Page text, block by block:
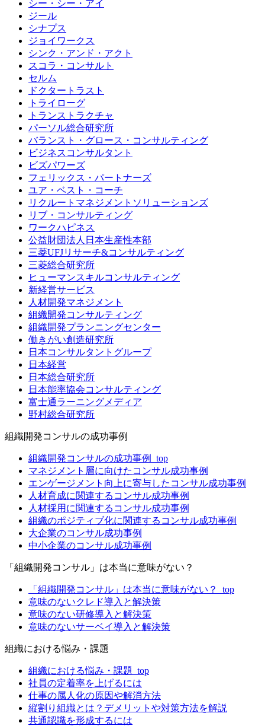
シー・シー・アイ
ジール
シナプス
ジョイワークス
シンク・アンド・アクト
スコラ・コンサルト
セルム
ドクタートラスト
トライローグ
トランストラクチャ
パーソル総合研究所
バランスト・グロース・コンサルティング
ビジネスコンサルタント
ビズパワーズ
フェリックス・パートナーズ
ユア・ベスト・コーチ
リクルートマネジメントソリューションズ
リブ・コンサルティング
ワークハピネス
公益財団法人日本生産性本部
三菱UFJリサーチ&コンサルティング
三菱総合研究所
ヒューマンスキルコンサルティング
新経営サービス
人材開発マネジメント
組織開発コンサルティング
組織開発プランニングセンター
働きがい創造研究所
日本コンサルタントグループ
日本経営
日本総合研究所
日本能率協会コンサルティング
富士通ラーニングメディア
野村総合研究所
組織開発コンサルの成功事例
組織開発コンサルの成功事例_top
マネジメント層に向けたコンサル成功事例
エンゲージメント向上に寄与したコンサル成功事例
人材育成に関連するコンサル成功事例
人材採用に関連するコンサル成功事例
組織のポジティブ化に関連するコンサル成功事例
大企業のコンサル成功事例
中小企業のコンサル成功事例
「組織開発コンサル」は本当に意味がない？
「組織開発コンサル」は本当に意味がない？_top
意味のないクレド導入と解決策
意味のない研修導入と解決策
意味のないサーベイ導入と解決策
組織における悩み・課題
組織における悩み・課題_top
社員の定着率を上げるには
仕事の属人化の原因や解消方法
縦割り組織とは？デメリットや対策方法を解説
共通認識を形成するには